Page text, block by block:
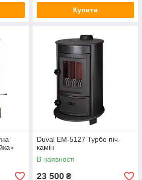
Купити
Duval EM-5127 Турбо піч-
камін
В наявності
23 500 ₴